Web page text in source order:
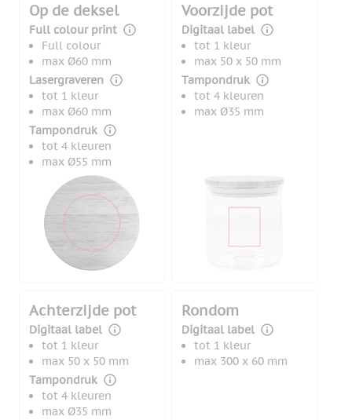
Op de deksel
Full colour print
Full colour
max Ø60 mm
Lasergraveren
tot 1 kleur
max Ø60 mm
Tampondruk
tot 4 kleuren
max Ø55 mm
Voorzijde pot
Digitaal label
tot 1 kleur
max 50 x 50 mm
Tampondruk
tot 4 kleuren
max Ø35 mm
Achterzijde pot
Digitaal label
tot 1 kleur
max 50 x 50 mm
Tampondruk
tot 4 kleuren
max Ø35 mm
Rondom
Digitaal label
tot 1 kleur
max 300 x 60 mm